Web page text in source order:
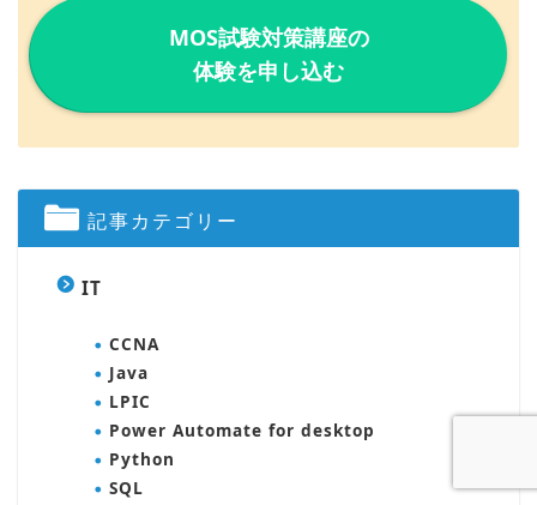
MOS試験対策講座の
体験を申し込む
記事カテゴリー
IT
CCNA
Java
LPIC
Power Automate for desktop
Python
SQL